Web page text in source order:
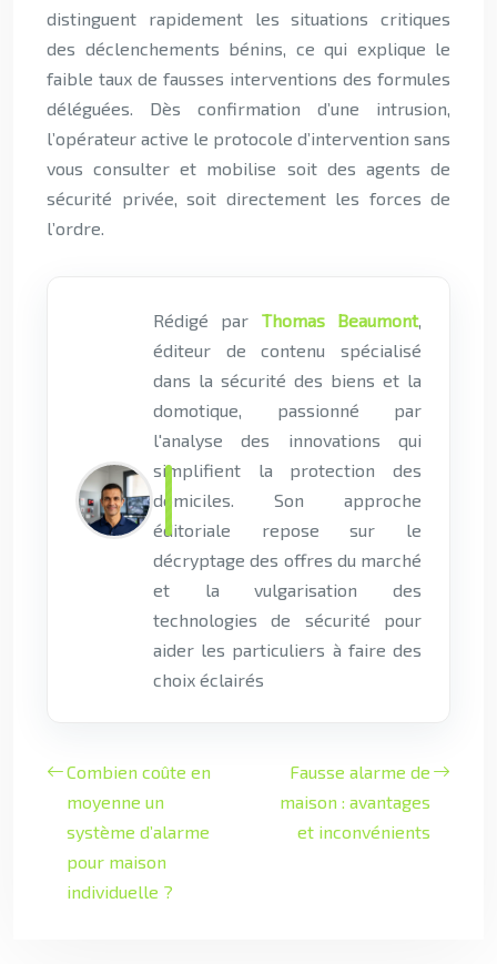
distinguent rapidement les situations critiques
des déclenchements bénins, ce qui explique le
faible taux de fausses interventions des formules
déléguées. Dès confirmation d’une intrusion,
l’opérateur active le protocole d’intervention sans
vous consulter et mobilise soit des agents de
sécurité privée, soit directement les forces de
l’ordre.
Rédigé par Thomas Beaumont,
éditeur de contenu spécialisé
dans la sécurité des biens et la
domotique, passionné par
l'analyse des innovations qui
simplifient la protection des
domiciles. Son approche
éditoriale repose sur le
décryptage des offres du marché
et la vulgarisation des
technologies de sécurité pour
aider les particuliers à faire des
choix éclairés
Combien coûte en
moyenne un
système d’alarme
pour maison
individuelle ?
Fausse alarme de
maison : avantages
et inconvénients